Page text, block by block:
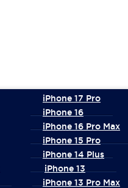
iPhone 17 Pro
iPhone 16
iPhone 16 Pro Max
iPhone 15 Pro
iPhone 14 Plus
iPhone 13
iPhone 13 Pro Max